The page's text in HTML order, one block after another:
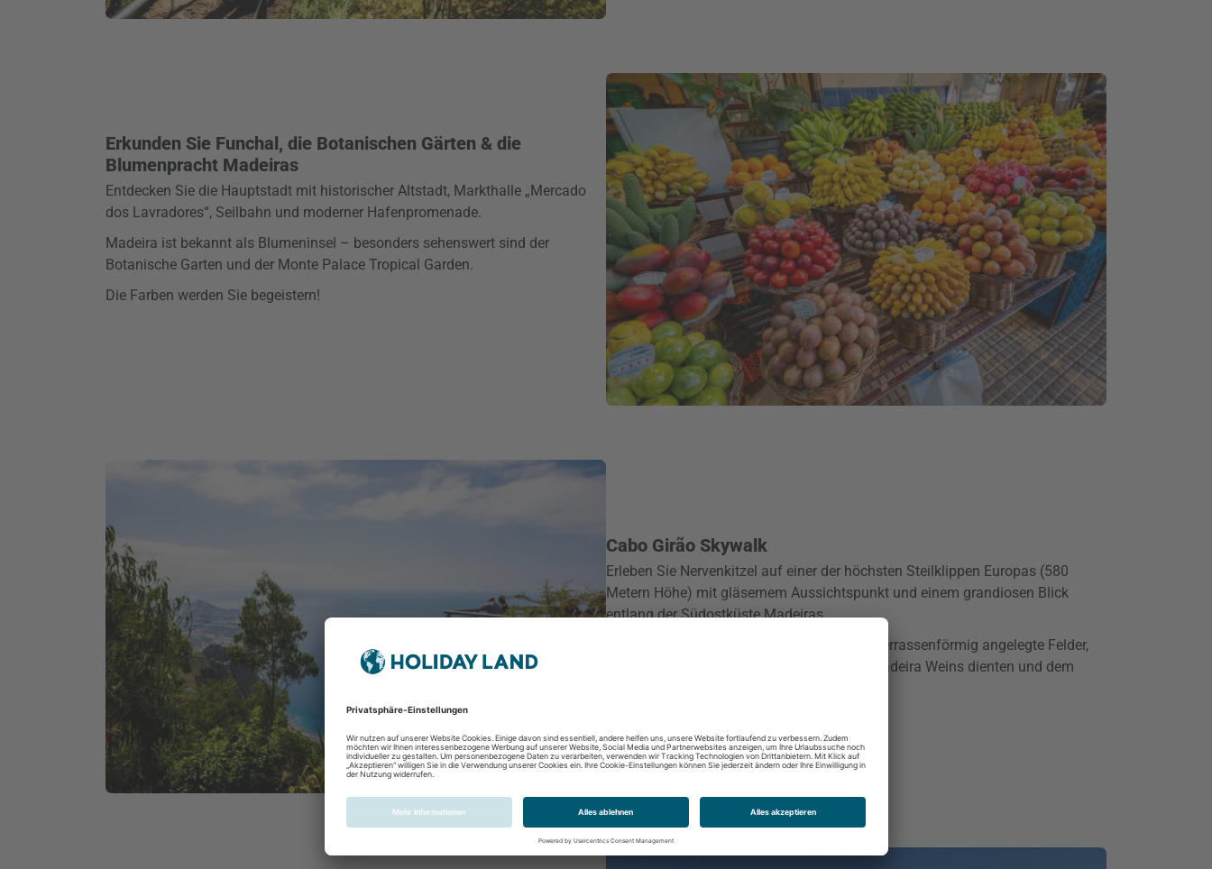
Erkunden Sie Funchal, die Botanischen Gärten & die
Blumenpracht Madeiras
Entdecken Sie die Hauptstadt mit historischer Altstadt, Markthalle „Mercado
dos Lavradores“, Seilbahn und moderner Hafenpromenade.
Madeira ist bekannt als Blumeninsel – besonders sehenswert sind der
Botanische Garten und der Monte Palace Tropical Garden.
Die Farben werden Sie begeistern!
Cabo Girão Skywalk
Erleben Sie Nervenkitzel auf einer der höchsten Steilklippen Europas (580
Metern Höhe) mit gläsernem Aussichtspunkt und einem grandiosen Blick
entlang der Südostküste Madeiras.
Der Blick nach unten richtig sich direkt auf terrassenförmig angelegte Felder,
die historisch dem Anbau des berühmten Madeira Weins dienten und dem